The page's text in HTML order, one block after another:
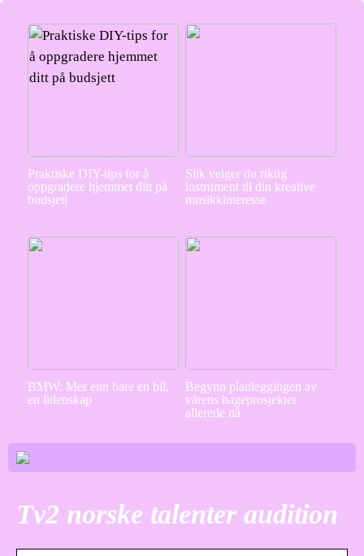
Praktiske DIY-tips for å
oppgradere hjemmet ditt på
budsjett
Slik velger du riktig
instrument til din kreative
musikkinteresse
BMW: Mer enn bare en bil,
en lidenskap
Begynn planleggingen av
vårens hageprosjekter
allerede nå
Tv2 norske talenter audition